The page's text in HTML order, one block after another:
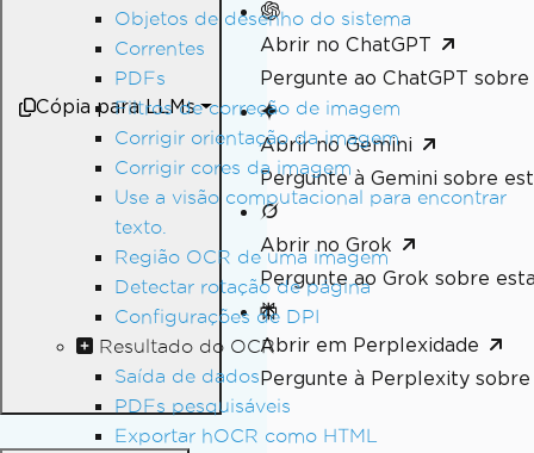
Objetos de desenho do sistema
Correntes
PDFs
Filtros de correção de imagem
Corrigir orientação da imagem
Corrigir cores da imagem
Use a visão computacional para encontrar
texto.
Região OCR de uma imagem
Detectar rotação de página
Configurações de DPI
Resultado do OCR
Saída de dados
PDFs pesquisáveis
Exportar hOCR como HTML
Cópia para LLMs
Abrir no ChatGPT
Pergunte ao ChatGPT sobre
Abrir no Gemini
Pergunte à Gemini sobre
Abrir no Grok
Pergunte ao Grok sobre
Abrir em Perplexidade
Pergunte à Perplexity sobre